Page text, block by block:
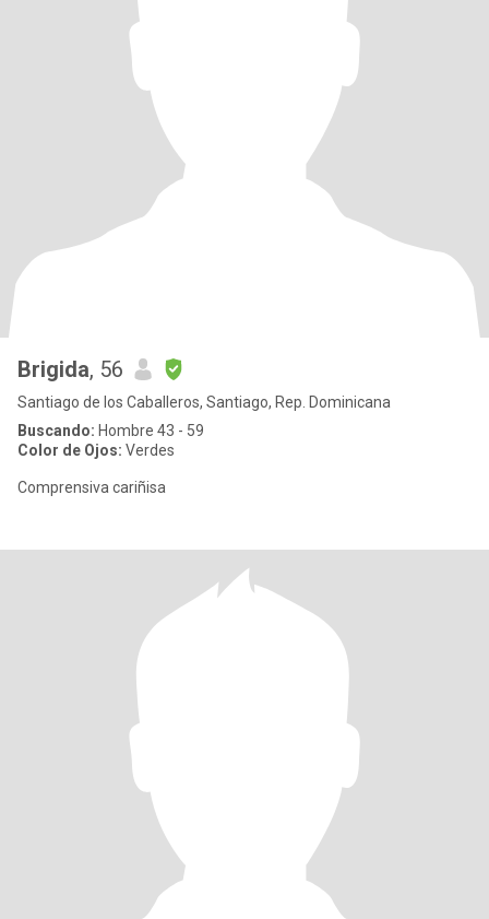
Brigida, 56
Santiago de los Caballeros, Santiago, Rep. Dominicana
Buscando: Hombre 43 - 59
Color de Ojos: Verdes
Comprensiva cariñisa